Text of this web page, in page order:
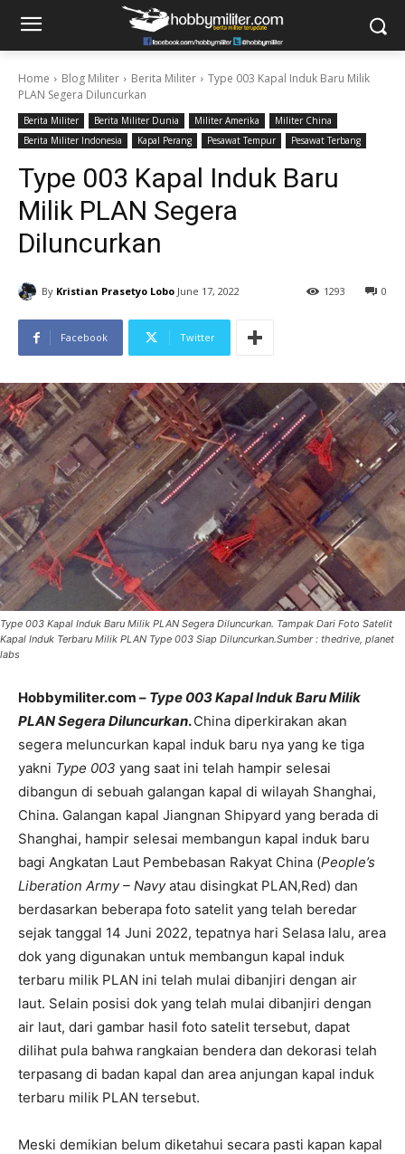
Home Blog Militer Berita Militer
Type 003 Kapal Induk Baru Milik
PLAN Segera Diluncurkan
Berita Militer Berita Militer Dunia Militer Amerika
Militer China
Berita Militer Indonesia
Kapal Perang Pesawat Tempur Pesawat Terbang
Type 003 Kapal Induk Baru
Milik PLAN Segera
Diluncurkan
By Kristian Prasetyo Lobo June 17, 2022 0
1293
Facebook Twitter
Type 003 Kapal Induk Baru Milik PLAN Segera Diluncurkan. Tampak Dari Foto Satelit
Kapal Induk Terbaru Milik PLAN Type 003 Siap Diluncurkan.Sumber : thedrive, planet
labs
Hobbymiliter.com – Type 003 Kapal Induk Baru Milik
PLAN Segera Diluncurkan.China diperkirakan akan
segera meluncurkan kapal induk baru nya yang ke tiga
yakni Type 003 yang saat ini telah hampir selesai
dibangun di sebuah galangan kapal di wilayah Shanghai,
China. Galangan kapal Jiangnan Shipyard yang berada di
Shanghai, hampir selesai membangun kapal induk baru
bagi Angkatan Laut Pembebasan Rakyat China (People’s
Liberation Army – Navyatau disingkat PLAN,Red) dan
berdasarkan beberapa foto satelit yang telah beredar
sejak tanggal 14 Juni 2022, tepatnya hari Selasa lalu, area
dok yang digunakan untuk membangun kapal induk
terbaru milik PLAN ini telah mulai dibanjiri dengan air
laut. Selain posisi dok yang telah mulai dibanjiri dengan
air laut, dari gambar hasil foto satelit tersebut, dapat
dilihat pula bahwa rangkaian bendera dan dekorasi telah
terpasang di badan kapal dan area anjungan kapal induk
terbaru milik PLAN tersebut.
Meski demikian belum diketahui secara pasti kapan kapal